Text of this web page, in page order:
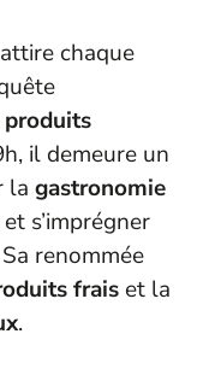
chaque
produits
il demeure un
la gastronomie
s’imprégner
renommée
frais et la
.